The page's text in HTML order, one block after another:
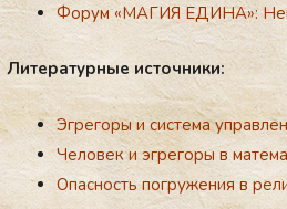
Форум «МАГИЯ ЕДИНА»:
Ли­те­ра­тур­ные ис­точ­ни­ки:
Эгрегоры и система
Человек и эгрегоры в
Опасность погружения в